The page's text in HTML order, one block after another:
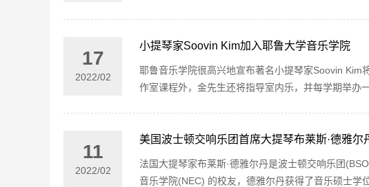
17
2022/02
小提琴家Soovin Kim加入耶鲁大学音乐学院
耶鲁音乐学院很高兴地宣布著名小提琴家Soovin Kim
作室课程外，金先生还将指导室内乐，并每学期举办
11
2022/02
美国波士顿交响乐团首席大提琴布莱斯·德雅
法国大提琴家布莱斯·德雅尔丹是波士顿交响乐团
音乐学院(NEC) 的校友，德雅尔丹获得了音乐硕士学